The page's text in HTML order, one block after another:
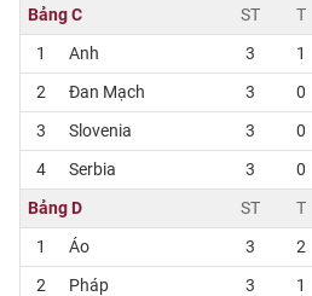
Bảng C
ST T
1
Anh 3 1
2
Đan Mạch 3 0
3
Slovenia 3 0
4
Serbia 3 0
Bảng D
ST T
1
Áo 3 2
2
Pháp 3 1